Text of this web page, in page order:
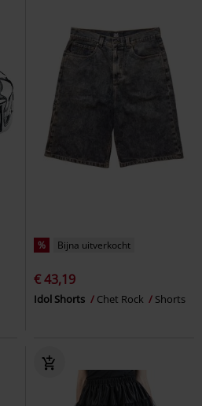
% Bijna uitverkocht
€ 43,19
Idol Shorts Chet Rock Shorts